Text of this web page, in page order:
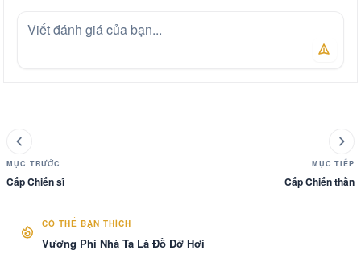
MỤC TRƯỚC
Cấp Chiến sĩ
MỤC TIẾP
Cấp Chiến thần
CÓ THỂ BẠN THÍCH
Vương Phi Nhà Ta Là Đồ Dở Hơi